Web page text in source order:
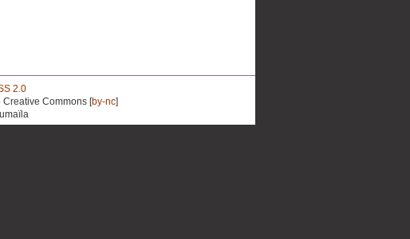
2.0
Commons [by-nc]